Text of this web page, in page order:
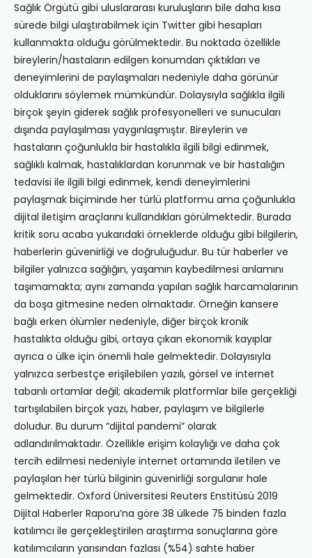
Sağlık Örgütü gibi uluslararası kuruluşların bile daha kısa
sürede bilgi ulaştırabilmek için Twitter gibi hesapları
kullanmakta olduğu görülmektedir. Bu noktada özellikle
bireylerin/hastaların edilgen konumdan çıktıkları ve
deneyimlerini de paylaşmaları nedeniyle daha görünür
olduklarını söylemek mümkündür. Dolaysıyla sağlıkla ilgili
birçok şeyin giderek sağlık profesyonelleri ve sunucuları
dışında paylaşılması yaygınlaşmıştır. Bireylerin ve
hastaların çoğunlukla bir hastalıkla ilgili bilgi edinmek,
sağlıklı kalmak, hastalıklardan korunmak ve bir hastalığın
tedavisi ile ilgili bilgi edinmek, kendi deneyimlerini
paylaşmak biçiminde her türlü platformu ama çoğunlukla
dijital iletişim araçlarını kullandıkları görülmektedir. Burada
kritik soru acaba yukarıdaki örneklerde olduğu gibi bilgilerin,
haberlerin güvenirliği ve doğruluğudur. Bu tür haberler ve
bilgiler yalnızca sağlığın, yaşamın kaybedilmesi anlamını
taşımamakta; aynı zamanda yapılan sağlık harcamalarının
da boşa gitmesine neden olmaktadır. Örneğin kansere
bağlı erken ölümler nedeniyle, diğer birçok kronik
hastalıkta olduğu gibi, ortaya çıkan ekonomik kayıplar
ayrıca o ülke için önemli hale gelmektedir. Dolayısıyla
yalnızca serbestçe erişilebilen yazılı, görsel ve internet
tabanlı ortamlar değil; akademik platformlar bile gerçekliği
tartışılabilen birçok yazı, haber, paylaşım ve bilgilerle
doludur. Bu durum “dijital pandemi” olarak
adlandırılmaktadır. Özellikle erişim kolaylığı ve daha çok
tercih edilmesi nedeniyle internet ortamında iletilen ve
paylaşılan her türlü bilginin güvenirliği sorgulanır hale
gelmektedir. Oxford Üniversitesi Reuters Enstitüsü 2019
Dijital Haberler Raporu’na göre 38 ülkede 75 binden fazla
katılımcı ile gerçekleştirilen araştırma sonuçlarına göre
katılımcıların yarısından fazlası (%54) sahte haber